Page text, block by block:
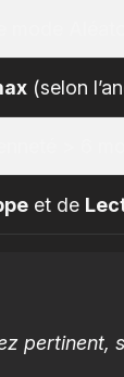
(selon
et de
pertinent,